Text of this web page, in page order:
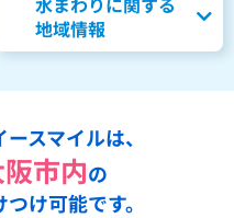
地域情報
スマイルは、
市内の
け可能です。